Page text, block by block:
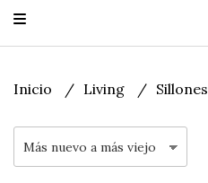
Inicio Living Sillones